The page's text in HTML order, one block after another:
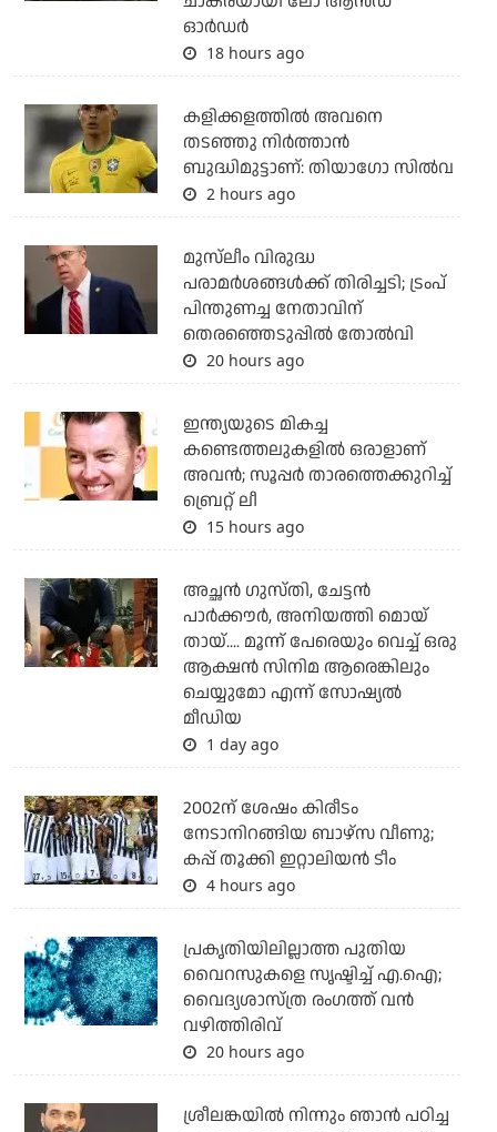
ഓര്‍ഡര്‍
18 hours ago
കളിക്കളത്തില്‍ അവനെ
തടഞ്ഞു നിര്‍ത്താന്‍
ബുദ്ധിമുട്ടാണ്: തിയാഗോ സില്‍വ
2 hours ago
മുസ്‌ലീം വിരുദ്ധ
പരാമര്‍ശങ്ങള്‍ക്ക് തിരിച്ചടി; ട്രംപ്
പിന്തുണച്ച നേതാവിന്
തെരഞ്ഞെടുപ്പില്‍ തോല്‍വി
20 hours ago
ഇന്ത്യയുടെ മികച്ച
കണ്ടെത്തലുകളില്‍ ഒരാളാണ്
അവന്‍; സൂപ്പര്‍ താരത്തെക്കുറിച്ച്
ബ്രെറ്റ് ലീ
15 hours ago
അച്ഛന്‍ ഗുസ്തി, ചേട്ടന്‍
പാര്‍ക്കൗര്‍, അനിയത്തി മൊയ്
തായ്.... മൂന്ന് പേരെയും വെച്ച് ഒരു
ആക്ഷന്‍ സിനിമ ആരെങ്കിലും
ചെയ്യുമോ എന്ന് സോഷ്യല്‍
മീഡിയ
1 day ago
2002ന് ശേഷം കിരീടം
നേടാനിറങ്ങിയ ബാഴ്സ വീണു;
കപ്പ് തൂക്കി ഇറ്റാലിയൻ ടീം
4 hours ago
പ്രകൃതിയിലില്ലാത്ത പുതിയ
വൈറസുകളെ സൃഷ്ടിച്ച് എ.ഐ;
വൈദ്യശാസ്ത്ര രംഗത്ത് വന്‍
വഴിത്തിരിവ്
20 hours ago
ശ്രീലങ്കയില്‍ നിന്നും ഞാന്‍ പഠിച്ച